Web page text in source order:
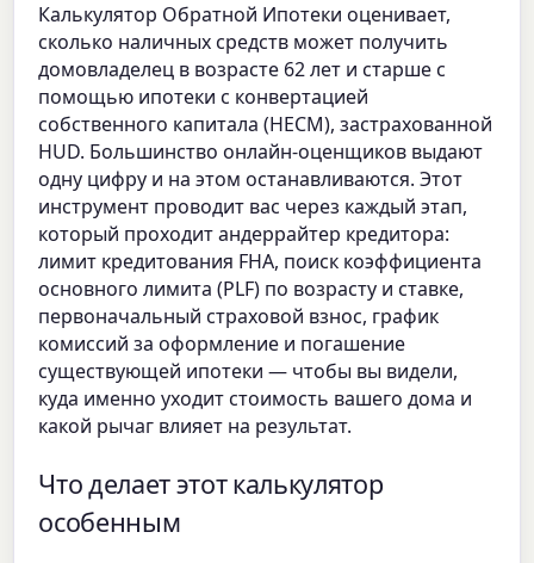
Калькулятор Обратной Ипотеки оценивает,
сколько наличных средств может получить
домовладелец в возрасте 62 лет и старше с
помощью ипотеки с конвертацией
собственного капитала (HECM), застрахованной
HUD. Большинство онлайн-оценщиков выдают
одну цифру и на этом останавливаются. Этот
инструмент проводит вас через каждый этап,
который проходит андеррайтер кредитора:
лимит кредитования FHA, поиск коэффициента
основного лимита (PLF) по возрасту и ставке,
первоначальный страховой взнос, график
комиссий за оформление и погашение
существующей ипотеки — чтобы вы видели,
куда именно уходит стоимость вашего дома и
какой рычаг влияет на результат.
Что делает этот калькулятор
особенным